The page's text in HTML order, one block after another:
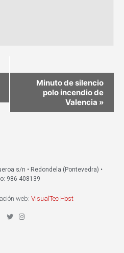
Minuto de silencio
polo incendio de
Valencia »
s/n • Redondela (Pontevedra) •
986 408139
web: VisualTec Host